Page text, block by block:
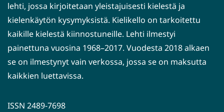
lehti, jossa kirjoitetaan yleistajuisesti kielestä ja
kielenkäytön kysymyksistä. Kielikello on tarkoitettu
kaikille kielestä kiinnostuneille. Lehti ilmestyi
painettuna vuosina 1968–2017. Vuodesta 2018 alkaen
se on ilmestynyt vain verkossa, jossa se on maksutta
kaikkien luettavissa.
ISSN 2489-7698